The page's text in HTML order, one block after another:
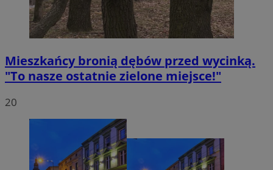
Mieszkańcy bronią dębów przed wycinką.
"To nasze ostatnie zielone miejsce!"
20